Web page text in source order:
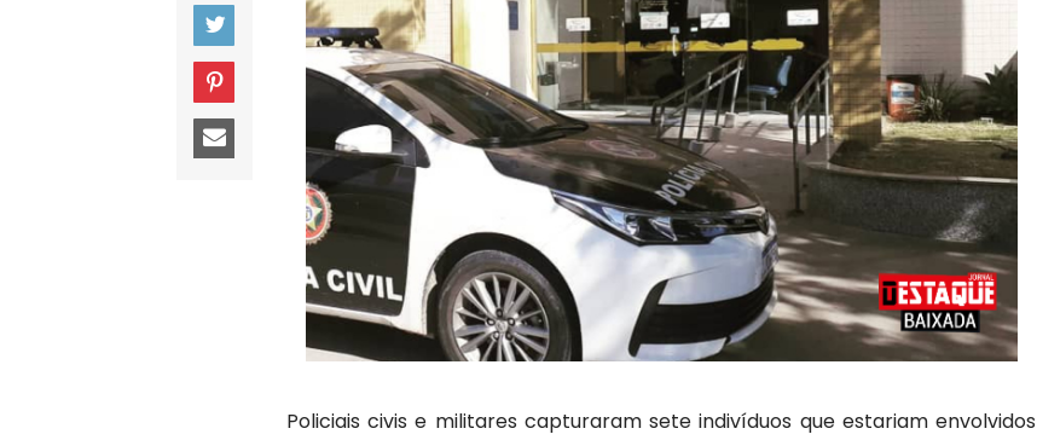
Policiais civis e militares capturaram sete indivíduos que estariam envolvidos